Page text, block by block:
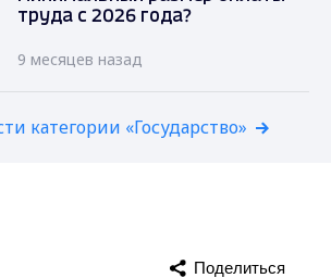
труда с 2026 года?
9 месяцев назад
категории «Государство»
Поделиться